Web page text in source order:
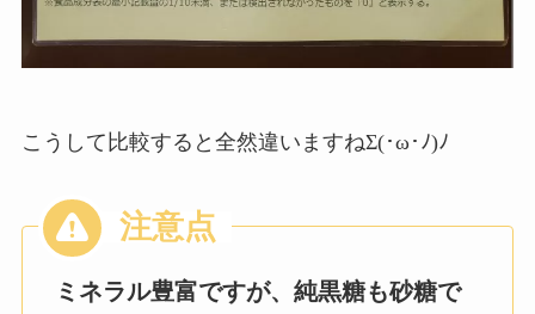
こうして比較すると全然違いますねΣ(･ω･ﾉ)ﾉ
ミネラル豊富ですが、純黒糖も砂糖で